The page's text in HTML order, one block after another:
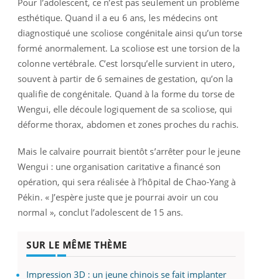
esthétique. Quand il a eu 6 ans, les médecins ont
diagnostiqué une scoliose congénitale ainsi qu’un torse
formé anormalement. La scoliose est une torsion de la
colonne vertébrale. C’est lorsqu’elle survient in utero,
souvent à partir de 6 semaines de gestation, qu’on la
qualifie de congénitale. Quand à la forme du torse de
Wengui, elle découle logiquement de sa scoliose, qui
déforme thorax, abdomen et zones proches du rachis.
Mais le calvaire pourrait bientôt s’arrêter pour le jeune
Wengui : une organisation caritative a financé son
opération, qui sera réalisée à l’hôpital de Chao-Yang à
Pékin. « J’espère juste que je pourrai avoir un cou
normal », conclut l’adolescent de 15 ans.
SUR LE MÊME THÈME
Impression 3D : un jeune chinois se fait implanter